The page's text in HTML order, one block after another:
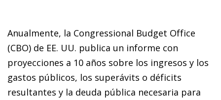
Anualmente, la Congressional Budget Office
(CBO) de EE. UU. publica un informe con
proyecciones a 10 años sobre los ingresos y los
gastos públicos, los superávits o déficits
resultantes y la deuda pública necesaria para